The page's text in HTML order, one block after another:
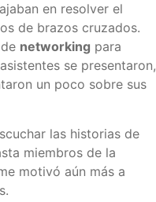
en resolver el
de brazos cruzados.
networking para
se presentaron,
un poco sobre sus
las historias de
miembros de la
motivó aún más a